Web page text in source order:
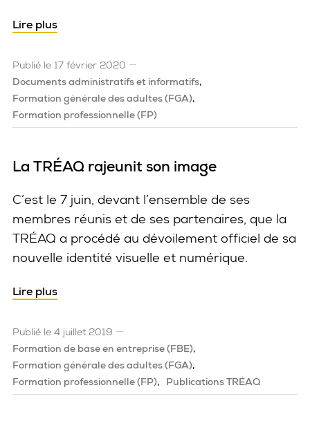
Lire plus
Publié le 17 février 2020
Documents administratifs et informatifs
Formation générale des adultes (FGA)
Formation professionnelle (FP)
La TRÉAQ rajeunit son image
C’est le 7 juin, devant l’ensemble de ses
membres réunis et de ses partenaires, que la
TRÉAQ a procédé au dévoilement officiel de sa
nouvelle identité visuelle et numérique.
Lire plus
Publié le 4 juillet 2019
Formation de base en entreprise (FBE)
Formation générale des adultes (FGA)
Formation professionnelle (FP)
Publications TRÉAQ